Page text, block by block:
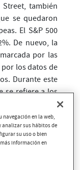
también
se quedaron
El S&P 500
De nuevo, la
por las
los datos de
Durante este
se refiere a los
de tipos del
en terreno
años. Y la otra
siendo el
que
en la web,
sus hábitos de
su uso o bien
información en